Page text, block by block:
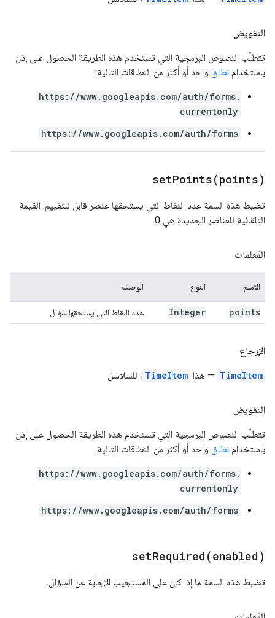
التفويض
تتطلّب النصوص البرمجية التي تستخدم هذه الطريقة الحصول على إذن
باستخدام نطاق واحد أو أكثر من النطاقات التالية:
https://www.googleapis.com/auth/forms.
currentonly
https://www.googleapis.com/auth/forms
setPoints(points)
تضبط هذه السمة عدد النقاط التي يستحقها عنصر قابل للتقييم. القيمة
التلقائية للعناصر الجديدة هي 0.
المَعلمات
الاسم النوع الوصف
points
Integer عدد النقاط التي يستحقها سؤال
الإرجاع
TimeItem — هذا TimeItem ، للسلاسل
التفويض
تتطلّب النصوص البرمجية التي تستخدم هذه الطريقة الحصول على إذن
باستخدام نطاق واحد أو أكثر من النطاقات التالية:
https://www.googleapis.com/auth/forms.
currentonly
https://www.googleapis.com/auth/forms
setRequired(enabled)
تضبط هذه السمة ما إذا كان على المستجيب الإجابة عن السؤال.